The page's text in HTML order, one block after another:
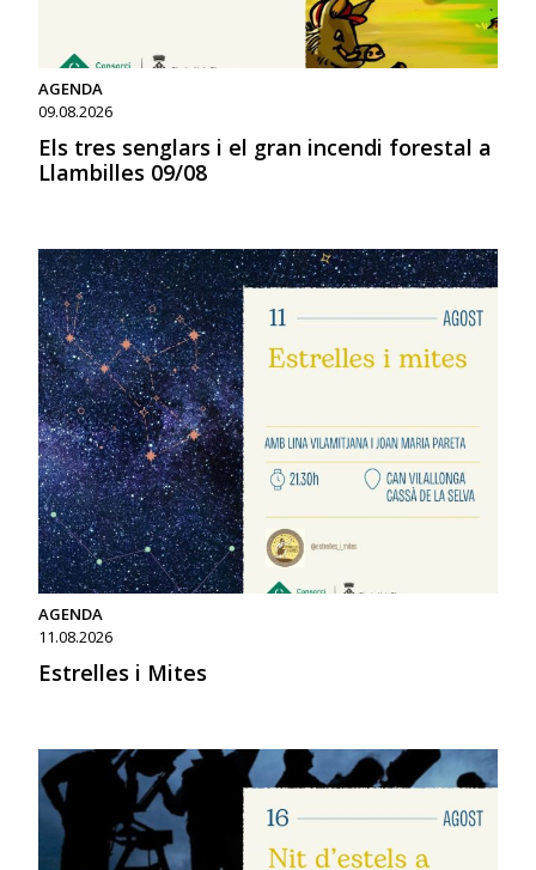
AGENDA
09.08.2026
Els tres senglars i el gran incendi forestal a
Llambilles 09/08
AGENDA
11.08.2026
Estrelles i Mites